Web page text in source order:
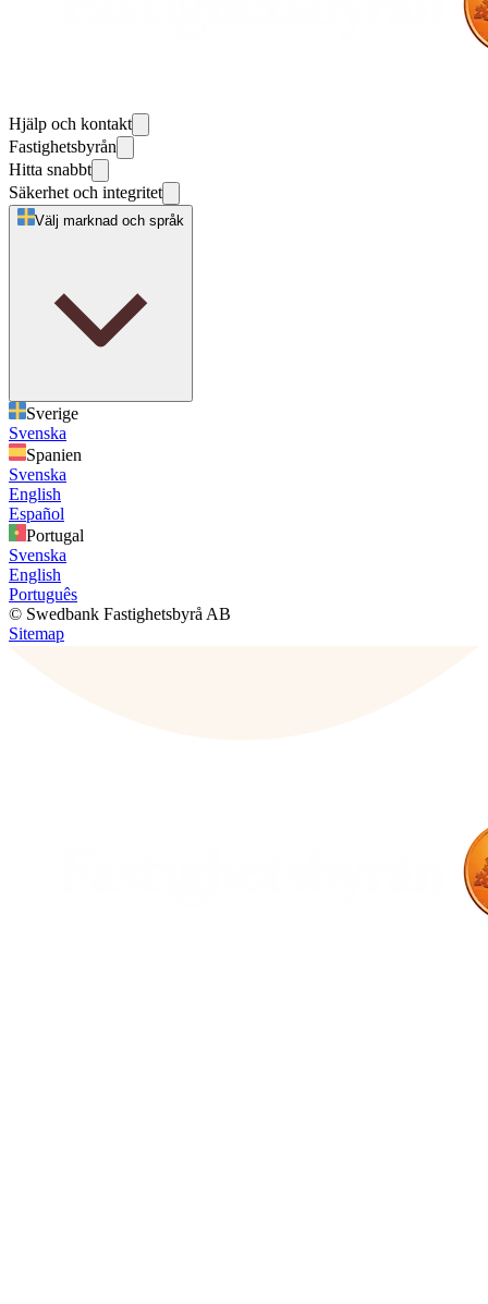
Hjälp och kontakt
Fastighetsbyrån
Hitta snabbt
Säkerhet och integritet
Välj marknad och språk
Sverige
Svenska
Spanien
Svenska
English
Español
Portugal
Svenska
English
Português
© Swedbank Fastighetsbyrå AB
Sitemap